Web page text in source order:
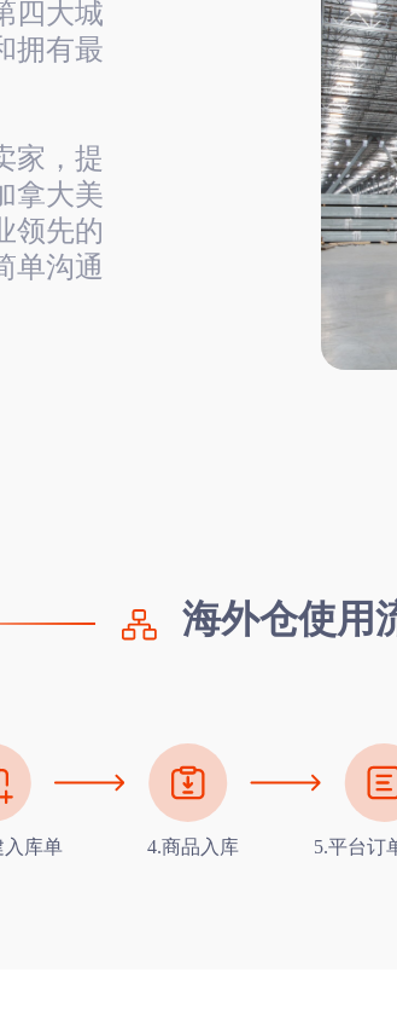
四大城
拥有最
家，提
拿大美
领先的
单沟通
海外仓使用
入库单 4.商品入库 5.平台订